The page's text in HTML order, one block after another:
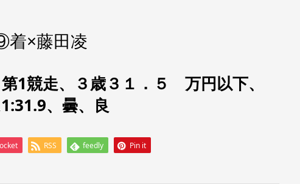
×藤田凌
1競走、 ３歳３１．５ 万円以下、
、曇、良
RSS feedly Pin it